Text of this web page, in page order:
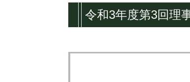
令和3年度第3回理